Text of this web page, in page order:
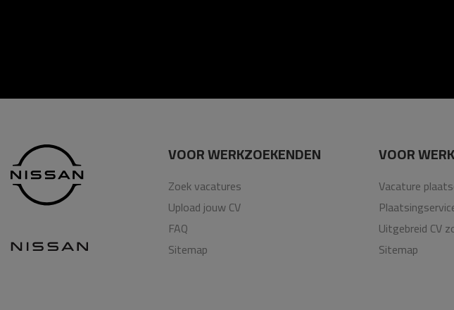
VOOR WERKZOEKENDEN
Zoek vacatures
Upload jouw CV
FAQ
Sitemap
VOOR
Vacature
Uitgebreid CV
Sitemap